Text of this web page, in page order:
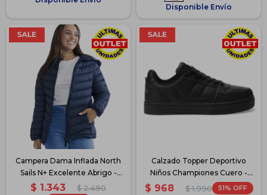
Disponible Envío
Campera Dama Inflada North
Sails N+ Excelente Abrigo -
Azul
$ 1.343 $ 2.490
Calzado Topper Deportivo
Niños Championes Cuero -
Negro 2
$ 968 $ 1.990 51